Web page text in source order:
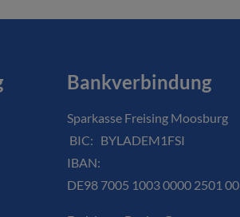
Bankverbindung
Sparkasse Freising Moosburg
BIC: BYLADEM1FSI
IBAN:
DE98 7005 1003 0000 2501 00